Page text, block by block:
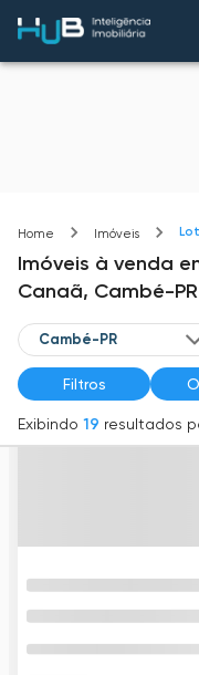
Home Imóveis
Imóveis à venda
Canaã, Cambé-PR
Filtros
Exibindo 19 resultados